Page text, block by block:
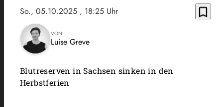
So., 05.10.2025 , 18:25 Uhr bookmark_border
VON
Luise Greve
Blutreserven in Sachsen sinken in den
Herbstferien